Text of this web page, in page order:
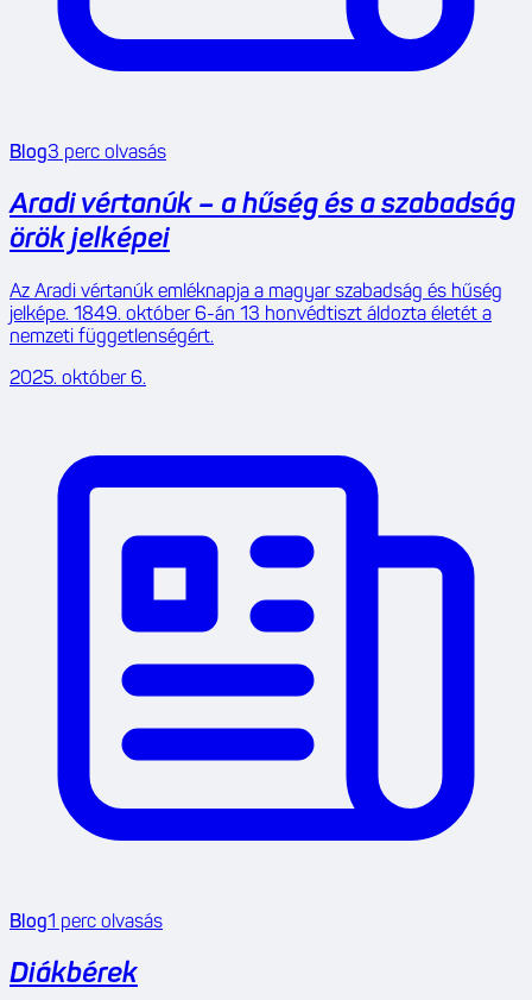
Blog3 perc olvasás
Aradi vértanúk – a hűség és a szabadság
örök jelképei
Az Aradi vértanúk emléknapja a magyar szabadság és hűség
jelképe. 1849. október 6-án 13 honvédtiszt áldozta életét a
nemzeti függetlenségért.
2025. október 6.
Blog1 perc olvasás
Diákbérek